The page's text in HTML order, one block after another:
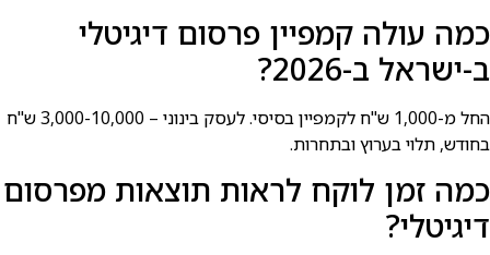
כמה עולה קמפיין פרסום דיגיטלי
ב-ישראל ב-2026?
החל מ-1,000 ש"ח לקמפיין בסיסי. לעסק בינוני – 3,000-10,000 ש"ח
בחודש, תלוי בערוץ ובתחרות.
כמה זמן לוקח לראות תוצאות מפרסום
דיגיטלי?